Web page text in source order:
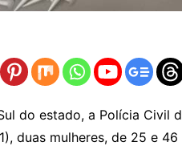
do estado, a Polícia Civil
duas mulheres, de 25 e